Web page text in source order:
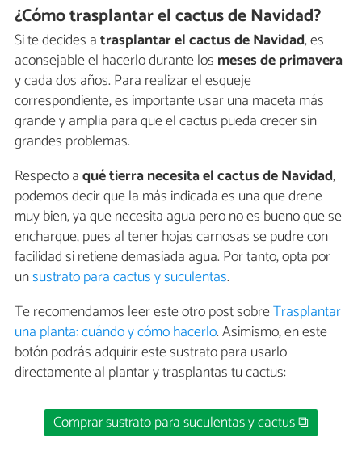
¿Cómo trasplantar el cactus de Navidad?
Si te decides atrasplantar el cactus de Navidad, es
aconsejable el hacerlo durante los meses de primavera
y cada dos años. Para realizar el esqueje
correspondiente, es importante usar una maceta más
grande y amplia para que el cactus pueda crecer sin
grandes problemas.
Respecto aqué tierra necesita el cactus de Navidad,
podemos decir que la más indicada es una que drene
muy bien, ya que necesita agua pero no es bueno que se
encharque, pues al tener hojas carnosas se pudre con
facilidad si retiene demasiada agua. Por tanto, opta por
unsustrato para cactus y suculentas.
Te recomendamos leer este otro post sobreTrasplantar
una planta: cuándo y cómo hacerlo. Asimismo, en este
botón podrás adquirir este sustrato para usarlo
directamente al plantar y trasplantas tu cactus:
Comprar sustrato para suculentas y cactus ⧉